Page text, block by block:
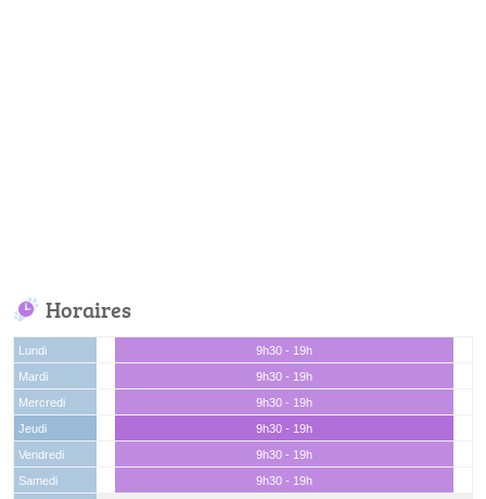
Horaires
Lundi
9h30 - 19h
Mardi
9h30 - 19h
Mercredi
9h30 - 19h
Jeudi
9h30 - 19h
Vendredi
9h30 - 19h
Samedi
9h30 - 19h